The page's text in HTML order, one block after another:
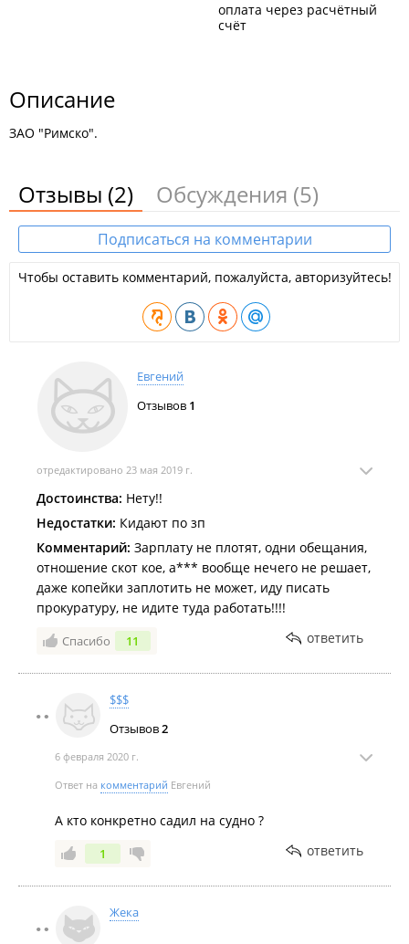
оплата через расчётный
счёт
Описание
ЗАО "Римско".
Отзывы (2) Обсуждения (5)
Подписаться на комментарии
Чтобы оставить комментарий, пожалуйста, авторизуйтесь!
Евгений
Отзывов 1
отредактировано 23 мая 2019 г.
Достоинства: Нету!!
Недостатки: Кидают по зп
Комментарий: Зарплату не плотят, одни обещания,
отношение скот кое, а*** вообще нечего не решает,
даже копейки заплотить не может, иду писать
прокуратуру, не идите туда работать!!!!
Спасибо 11 ответить
$$$
Отзывов2
6 февраля 2020 г.
Ответ на комментарий Евгений
А кто конкретно садил на судно ?
1 ответить
Жека